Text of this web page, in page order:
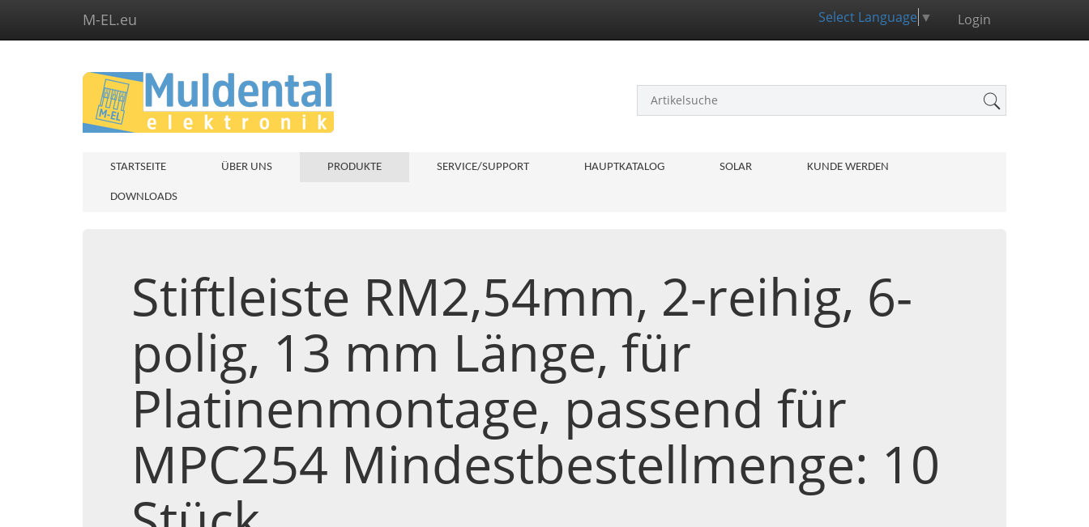
M-EL.eu Select Language ▼ Login
STARTSEITE ÜBER UNS PRODUKTE SERVICE/SUPPORT HAUPTKATALOG SOLAR KUNDE WERDEN
DOWNLOADS
Stiftleiste RM2,54mm, 2-reihig, 6-
polig, 13 mm Länge, für
Platinenmontage, passend für
MPC254 Mindestbestellmenge: 10